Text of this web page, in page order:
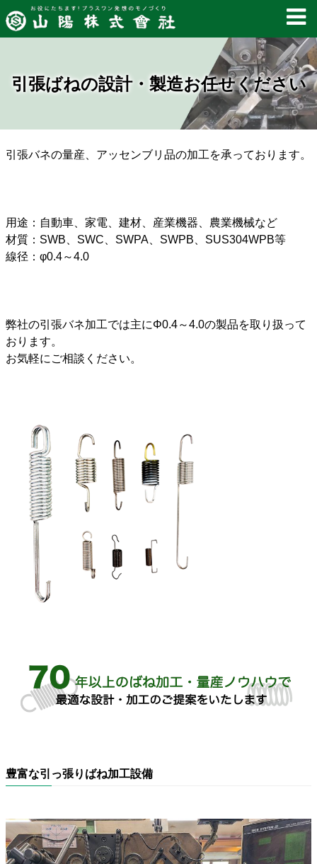
引張ばねの設計・製造お任せください
引張バネの量産、アッセンブリ品の加工を承っております。
用途：自動車、家電、建材、産業機器、農業機械など
材質：SWB、SWC、SWPA、SWPB、SUS304WPB等
線径：φ0.4～4.0
弊社の引張バネ加工では主にΦ0.4～4.0の製品を取り扱って
おります。
お気軽にご相談ください。
豊富な引っ張りばね加工設備